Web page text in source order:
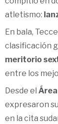
atletismo:
En bala,
clasificación
meritorio
entre los
Desde el
expresaron
en la cita